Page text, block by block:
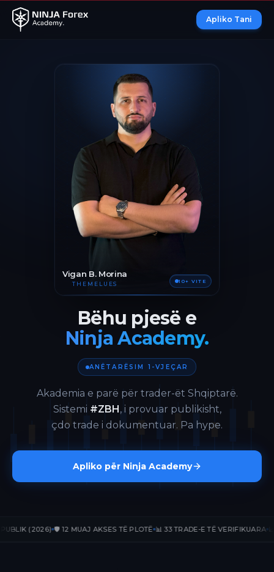
Apliko Tani
Vigan B. Morina
THEMELUES 10+ VITE
Bëhu pjesë e
Ninja Academy.
ANËTARËSIM 1-VJEÇAR
Akademia e parë për trader-ët Shqiptarë.
Sistemi #ZBH, i provuar publikisht,
çdo trade i dokumentuar. Pa hype.
Apliko për Ninja Academy
(2026) 🛡️ 12 MUAJ AKSES TË PLOTË 📊 33 TRADE-E TË VERIFIKUARA 📈